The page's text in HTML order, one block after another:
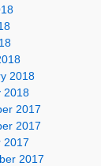
2018
2018
2017
2017
2017
2017